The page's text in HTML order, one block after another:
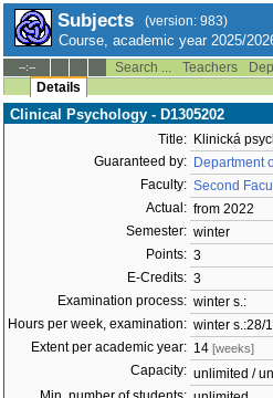
Subjects (version: 983)
Course, academic year 2025/
--:-- Search ... Teachers
Details
Clinical Psychology - D1305202
Title: Klinická
Guaranteed by: Department
Faculty: Second
Actual: from 2022
Semester: winter
Points: 3
E-Credits: 3
Examination process: winter s.:
Hours per week, examination: winter s.:28/
Extent per academic year: 14 [weeks]
Capacity: unlimited /